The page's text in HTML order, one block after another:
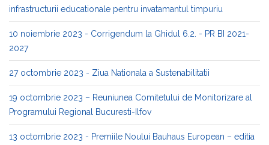
infrastructurii educationale pentru invatamantul timpuriu
10 noiembrie 2023 - Corrigendum la Ghidul 6.2. - PR BI 2021-
2027
27 octombrie 2023 - Ziua Nationala a Sustenabilitatii
19 octombrie 2023 – Reuniunea Comitetului de Monitorizare al
Programului Regional Bucuresti-Ilfov
13 octombrie 2023 - Premiile Noului Bauhaus European – editia